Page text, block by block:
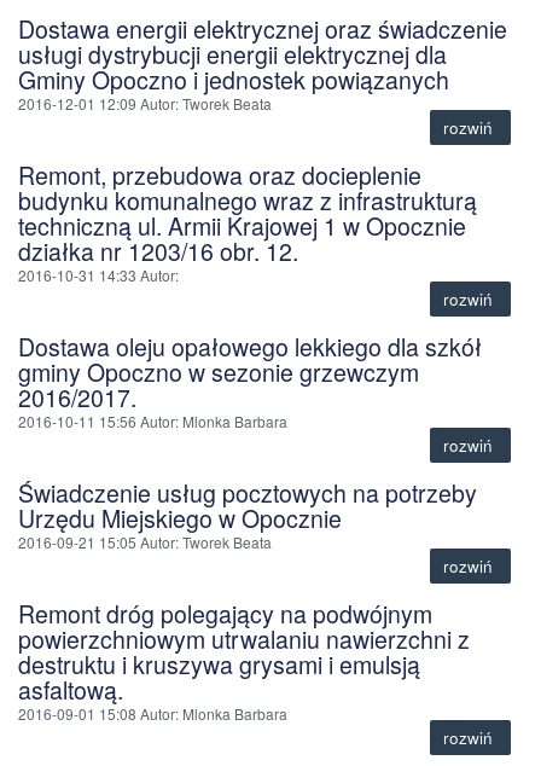
Dostawa energii elektrycznej oraz świadczenie
usługi dystrybucji energii elektrycznej dla
Gminy Opoczno i jednostek powiązanych
2016-12-01 12:09 Autor: Tworek Beata
rozwiń
Remont, przebudowa oraz docieplenie
budynku komunalnego wraz z infrastrukturą
techniczną ul. Armii Krajowej 1 w Opocznie
działka nr 1203/16 obr. 12.
2016-10-31 14:33 Autor:
rozwiń
Dostawa oleju opałowego lekkiego dla szkół
gminy Opoczno w sezonie grzewczym
2016/2017.
2016-10-11 15:56 Autor: Mlonka Barbara
rozwiń
Świadczenie usług pocztowych na potrzeby
Urzędu Miejskiego w Opocznie
2016-09-21 15:05 Autor: Tworek Beata
rozwiń
Remont dróg polegający na podwójnym
powierzchniowym utrwalaniu nawierzchni z
destruktu i kruszywa grysami i emulsją
asfaltową.
2016-09-01 15:08 Autor: Mlonka Barbara
rozwiń